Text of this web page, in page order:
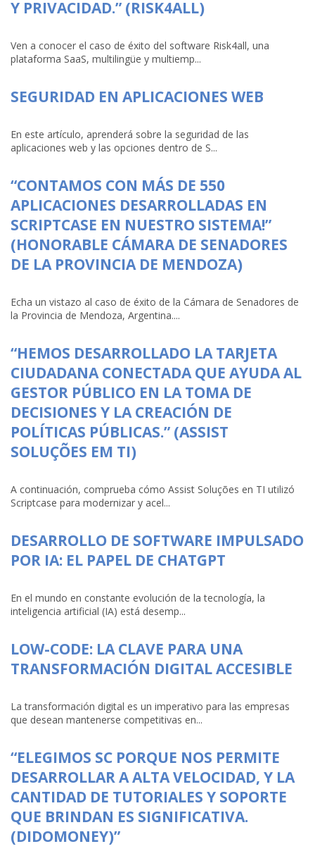
Y PRIVACIDAD.” (RISK4ALL)
Ven a conocer el caso de éxito del software Risk4all, una
plataforma SaaS, multilingüe y multiemp...
SEGURIDAD EN APLICACIONES WEB
En este artículo, aprenderá sobre la seguridad de las
aplicaciones web y las opciones dentro de S...
“CONTAMOS CON MÁS DE 550
APLICACIONES DESARROLLADAS EN
SCRIPTCASE EN NUESTRO SISTEMA!”
(HONORABLE CÁMARA DE SENADORES
DE LA PROVINCIA DE MENDOZA)
Echa un vistazo al caso de éxito de la Cámara de Senadores de
la Provincia de Mendoza, Argentina....
“HEMOS DESARROLLADO LA TARJETA
CIUDADANA CONECTADA QUE AYUDA AL
GESTOR PÚBLICO EN LA TOMA DE
DECISIONES Y LA CREACIÓN DE
POLÍTICAS PÚBLICAS.” (ASSIST
SOLUÇÕES EM TI)
A continuación, comprueba cómo Assist Soluções en TI utilizó
Scriptcase para modernizar y acel...
DESARROLLO DE SOFTWARE IMPULSADO
POR IA: EL PAPEL DE CHATGPT
En el mundo en constante evolución de la tecnología, la
inteligencia artificial (IA) está desemp...
LOW-CODE: LA CLAVE PARA UNA
TRANSFORMACIÓN DIGITAL ACCESIBLE
La transformación digital es un imperativo para las empresas
que desean mantenerse competitivas en...
“ELEGIMOS SC PORQUE NOS PERMITE
DESARROLLAR A ALTA VELOCIDAD, Y LA
CANTIDAD DE TUTORIALES Y SOPORTE
QUE BRINDAN ES SIGNIFICATIVA.
(DIDOMONEY)”